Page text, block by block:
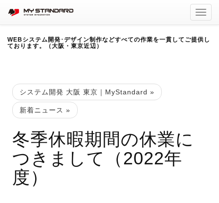
WEBシステム開発･デザイン制作などすべての作業を一貫してご提供し
ております。（大阪・東京近辺）
システム開発 大阪 東京｜MyStandard »
新着ニュース »
冬季休暇期間の休業に
つきまして（2022年
度）